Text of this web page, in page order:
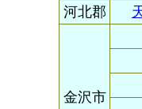
河北郡
金沢市